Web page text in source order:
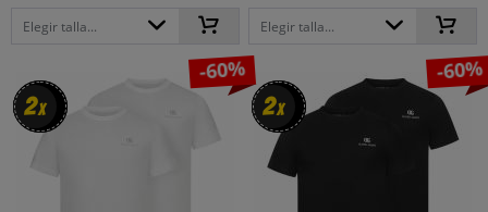
Elegir talla... Elegir talla...
2x
2x
-60%
2x
2x
-60%